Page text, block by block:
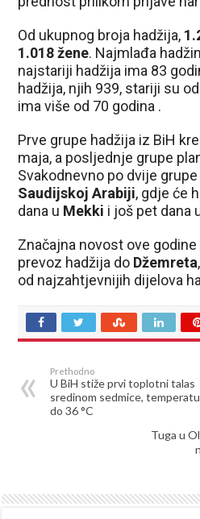
Od ukupnog broja hadžija,
1.018 žene. Najmlađa
najstariji hadžija ima 83
hadžija, njih 939, stariji su
ima više od 70 godina .
Prve grupe hadžija iz BiH
maja, a posljednje grupe
Svakodnevno po dvije
Saudijskoj Arabiji, gdje će
dana u Mekki i još pet dana
Značajna novost ove
prevoz hadžija do Džemreta
od najzahtjevnijih dijelova
Prethodno
U BiH stiže prvi toplotni talas
sredinom sedmice,
do 36 °C
Tuga u